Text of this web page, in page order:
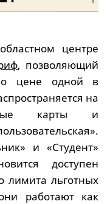
центре
, позволяющий
цене одной в
на
карты и
и «Студент»
доступен
лимита льготных
работают как